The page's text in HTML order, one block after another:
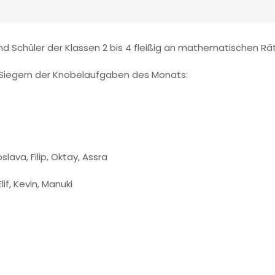
Schüler der Klassen 2 bis 4 fleißig an mathematischen
der Knobelaufgaben des Monats:
Filip, Oktay, Assra
Kevin, Manuki